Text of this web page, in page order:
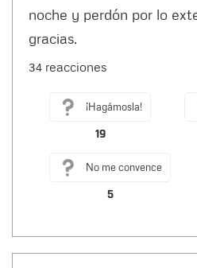
noche y perdón por lo
gracias.
34 reacciones
¡Hagámosla!
19
No me convence
5